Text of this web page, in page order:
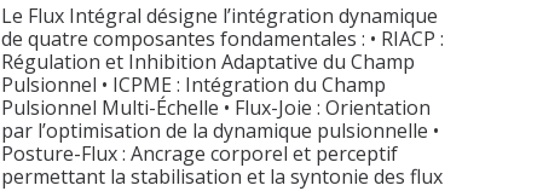
Le Flux Intégral désigne l’intégration dynamique
de quatre composantes fondamentales : • RIACP :
Régulation et Inhibition Adaptative du Champ
Pulsionnel • ICPME : Intégration du Champ
Pulsionnel Multi-Échelle • Flux-Joie : Orientation
par l’optimisation de la dynamique pulsionnelle •
Posture-Flux : Ancrage corporel et perceptif
permettant la stabilisation et la syntonie des flux